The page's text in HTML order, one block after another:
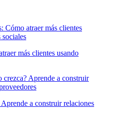
más clientes usando
a construir relaciones